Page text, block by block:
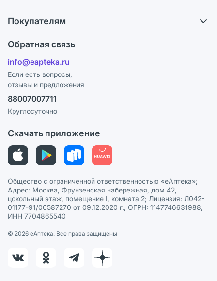
Ответы на вопросы
Блог
Карьера
Поставщики
Лицензия
Реклама на сайте
Ваши товары на ЕАПТЕКЕ
Покупателям
Программа СберСпасибо
Политика конфиденциальности
Пользовательское соглашение
Политика рекомендаций
Этика и соответствие
Политика в отношении обработки персональных данных
Обратная связь
info@eapteka.ru
Если есть вопросы,
отзывы и предложения
88007007711
Круглосуточно
Скачать приложение
Общество с ограниченной ответственностью «еАптека»;
Адрес: Москва, Фрунзенская набережная, дом 42,
цокольный этаж, помещение I, комната 2; Лицензия: Л042-
01177-91/00587270 от 09.12.2020 г.; ОГРН: 1147746631988,
ИНН 7704865540
© 2026 eАптека. Все права защищены